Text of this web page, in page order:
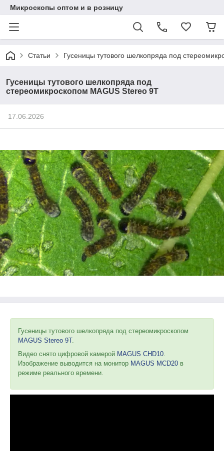
Микроскопы оптом и в розницу
Статьи Гусеницы тутового шелкопряда под
Гусеницы тутового шелкопряда под
стереомикроскопом MAGUS Stereo 9T
17.06.2026
Гусеницы тутового шелкопряда под стереомикроскопом
MAGUS Stereo 9T.
Видео снято цифровой камерой MAGUS CHD10.
Изображение выводится на монитор MAGUS MCD20 в
режиме реального времени.